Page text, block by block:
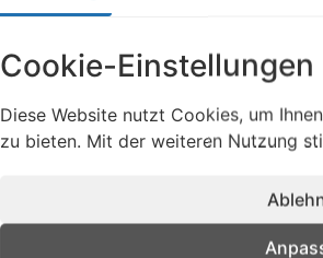
Cookie-Einstellungen
Diese Website nutzt Cookies, um
zu bieten. Mit der weiteren Nutzung